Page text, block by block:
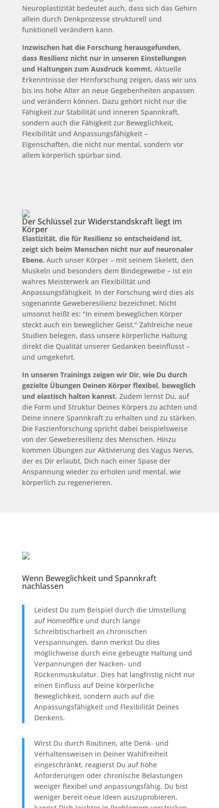
Neuroplastizität bedeutet auch, dass sich das Gehirn
allein durch Denkprozesse strukturell und
funktionell verändern kann.
Inzwischen hat die Forschung herausgefunden,
dass Resilienz nicht nur in unseren Einstellungen
und Haltungen zum Ausdruck kommt. Aktuelle
Erkenntnisse der Hirnforschung zeigen, dass wir uns
bis ins hohe Alter an neue Gegebenheiten anpassen
und verändern können. Dazu gehört nicht nur die
Fähigkeit zur Stabilität und inneren Spannkraft,
sondern auch die Fähigkeit zur Beweglichkeit,
Flexibilität und Anpassungsfähigkeit –
Eigenschaften, die nicht nur mental, sondern vor
allem körperlich spürbar sind.
Der Schlüssel zur Widerstandskraft liegt im
Körper
Elastizität, die für Resilienz so entscheidend ist,
zeigt sich beim Menschen nicht nur auf neuronaler
Ebene. Auch unser Körper – mit seinem Skelett, den
Muskeln und besonders dem Bindegewebe – ist ein
wahres Meisterwerk an Flexibilität und
Anpassungsfähigkeit. In der Forschung wird dies als
sogenannte Geweberesilienz bezeichnet. Nicht
umsonst heißt es: "In einem beweglichen Körper
steckt auch ein beweglicher Geist." Zahlreiche neue
Studien belegen, dass unsere körperliche Haltung
direkt die Qualität unserer Gedanken beeinflusst –
und umgekehrt.
In unseren Trainings zeigen wir Dir, wie Du durch
gezielte Übungen Deinen Körper flexibel, beweglich
und elastisch halten kannst. Zudem lernst Du, auf
die Form und Struktur Deines Körpers zu achten und
Deine innere Spannkraft zu erhalten und zu stärken.
Die Faszienforschung spricht dabei beispielsweise
von der Geweberesilienz des Menschen. Hinzu
kommen Übungen zur Aktivierung des Vagus Nervs,
der es Dir erlaubt, Dich nach einer Spase der
Anspannung wieder zu erholen und mental, wie
körperlich zu regenerieren.
Wenn Beweglichkeit und Spannkraft
nachlassen
Leidest Du zum Beispiel durch die Umstellung
auf Homeoffice und durch lange
Schreibtischarbeit an chronischen
Verspannungen, dann merkst Du dies
möglichweise durch eine gebeugte Haltung und
Verpannungen der Nacken- und
Rückenmuskulatur. Dies hat langfristig nicht nur
einen Einfluss auf Deine körperliche
Beweglichkeit, sondern auch auf die
Anpassungsfähigkeit und Flexibilität Deines
Denkens.
Wirst Du durch Routinen, alte Denk- und
Verhaltensweisen in Deiner Wahlfreiheit
eingeschränkt, reagierst Du auf hohe
Anforderungen oder chronische Belastungen
weniger flexibel und anpassungsfähig. Du bist
weniger bereit neue Ideen auszuprobieren,